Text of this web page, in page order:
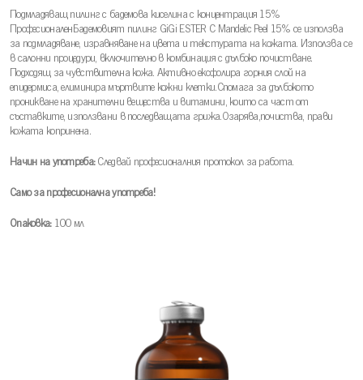
Подмладяващ пилинг с бадемова киселина с концентрация 15%
ПрофесионаленБадемовият пилинг GiGi ESTER C Mandelic Peel 15% се използва
за подмладяване, изравняване на цвета и текстурата на кожата. Използва се
в салонни процедури, включително в комбинация с дълбоко почистване.
Подходящ за чувствителна кожа. Активно ексфолира горния слой на
епидермиса, елиминира мъртвите кожни клетки.Спомага за дълбокото
проникване на хранителни вещества и витамини, които са част от
съставките, използвани в последващата грижа.Озарява,почиства, прави
кожата копринена.
Начин на употреба:Следвай професионалния протокол за работа.
Само за професионална употреба!
Опаковка:100 мл